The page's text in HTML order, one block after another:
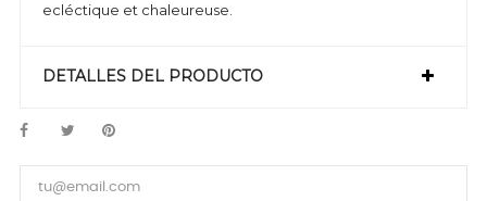
ecléctique et chaleureuse.
DETALLES DEL PRODUCTO